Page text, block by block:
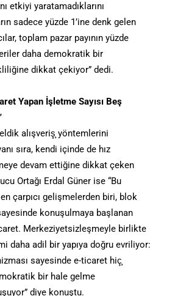
etkiyi yaratamadıklarını
sadece yüzde 1’ine denk gelen
toplam pazar payının yüzde
daha demokratik bir
dikkat çekiyor” dedi.
Yapan İşletme Sayısı Beş
alışveriş̧ yöntemlerini
sıra, kendi içinde de hız
devam ettiğine dikkat çeken
Ortağı Erdal Güner ise “Bu
çarpıcı gelişmelerden biri, blok
konuşulmaya başlanan
Merkeziyetsizleşmeyle birlikte
daha adil bir yapıya doğru evriliyor:
sayesinde e-ticaret hiç̧
bir hale gelme
diye konuştu.